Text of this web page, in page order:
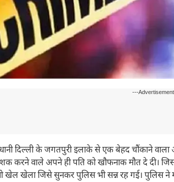
---
दिल्ली के जगतपुरी इलाके से एक बेहद चौंकाने
शक करने वाले अपने ही पति को खौफनाक मौत दे दी।
खेल खेला जिसे सुनकर पुलिस भी सन्न रह गई। पुलिस ने